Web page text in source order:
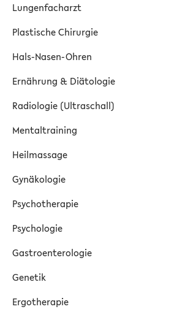
Lungenfacharzt
Plastische Chirurgie
Hals-Nasen-Ohren
Ernährung & Diätologie
Radiologie (Ultraschall)
Mentaltraining
Heilmassage
Gynäkologie
Psychotherapie
Psychologie
Gastroenterologie
Genetik
Ergotherapie